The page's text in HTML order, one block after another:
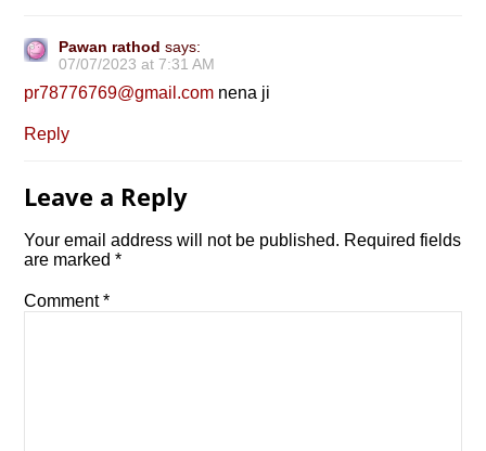
Pawan rathod says:
07/07/2023 at 7:31 AM
pr78776769@gmail.com nena ji
Reply
Leave a Reply
Your email address will not be published. Required fields
are marked*
Comment*